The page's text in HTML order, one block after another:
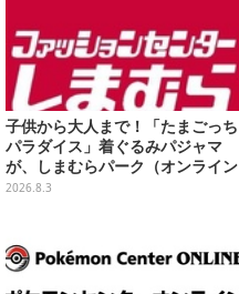
子供から大人まで！「たまごっち
パラダイス」着ぐるみパジャマ
が、しまむらパーク（オンライン
ストア）にて受注生産
2026.8.3